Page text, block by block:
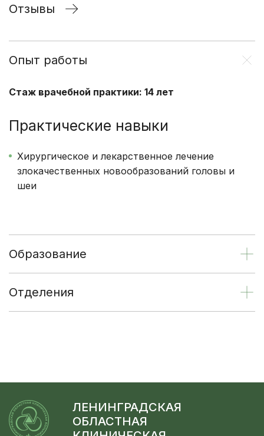
Отзывы
Опыт работы
Стаж врачебной практики: 14 лет
Практические навыки
Хирургическое и лекарственное лечение
злокачественных новообразований головы и
шеи
Образование
Отделения
ЛЕНИНГРАДСКАЯ
ОБЛАСТНАЯ